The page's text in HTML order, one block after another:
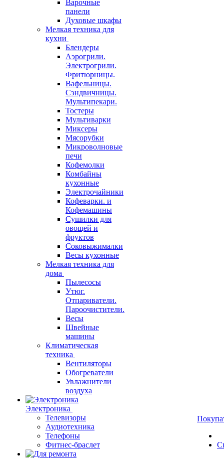
Варочные
панели
Духовые шкафы
Мелкая техника для
кухни
Блендеры
Аэрогрили.
Электрогрили.
Фритюрницы.
Вафельницы.
Сэндвичницы.
Мультипекари.
Тостеры
Мультиварки
Миксеры
Мясорубки
Микроволновые
печи
Кофемолки
Комбайны
кухонные
Электрочайники
Кофеварки. и
Кофемашины
Сушилки для
овощей и
фруктов
Соковыжималки
Весы кухонные
Мелкая техника для
дома
Пылесосы
Утюг.
Отпариватели.
Пароочистители.
Весы
Швейные
машины
Климатическая
техника
Вентиляторы
Обогреватели
Увлажнители
воздуха
Электроника
Телевизоры
Аудиотехника
Телефоны
Фитнес-браслет